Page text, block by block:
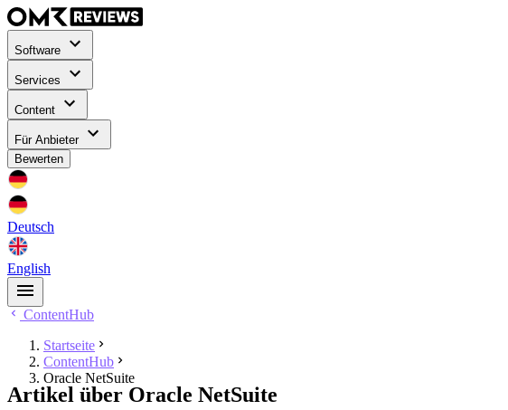
Software
Services
Content
Für Anbieter
Bewerten
Deutsch
English
ContentHub
Startseite
ContentHub
Oracle NetSuite
Artikel über Oracle NetSuite